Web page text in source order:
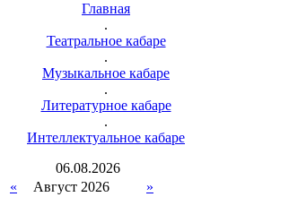
Главная
.
Театральное кабаре
.
Музыкальное кабаре
.
Литературное кабаре
.
Интеллектуальное кабаре
06.08.2026
«
Август 2026
»